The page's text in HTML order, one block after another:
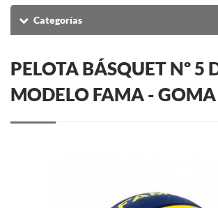
Categorías
PELOTA BÁSQUET Nº 5
MODELO FAMA - GOMA